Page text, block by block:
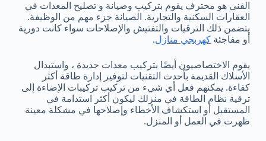
الفني هو محترف يقوم بتركيب وصيانة و تصليح المعدات في
العقارات السكنية والتجارية. الصيانة جزء مهم من الوظيفة.
يتضمن ذلك الترقيات والتفتيش والإصلاحات سواء كانت دورية
أو مفاجئة كهربجي منازل.
يقوم الاختصاصيون أيضًا بتركيب معدات جديدة ، واستبدال
الأسلاك القديمة بأحدث التقنيات لتوفير إدارة طاقة أكثر
كفاءة. يمكنهم فعل أي شيء من تركيب تركيبات الإضاءة إلى
ترقية نظام الطاقة في منزلك ليكون أكثر استدامة في
المستقبل أو استكشاف الأخطاء وإصلاحها في مشكلة معينة
ظهرت في العمل أو المنزل.